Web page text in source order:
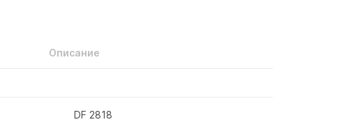
Описание
DF 2818